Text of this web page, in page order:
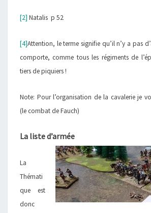
[2] Natalis p 52
[4]Attention, le terme signifie qu’il n’y a pas
comporte, comme tous les régiments de
tiers de piquiers !
Note: Pour l’organisation de la cavalerie je
(le combat de Fauch)
La liste d’armée
La
Thémati
que est
donc